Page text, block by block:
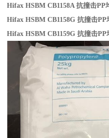
Hifax HSBM CB1158A抗撞击PP
Hifax HSBM CB1158G抗撞击PP
Hifax HSBM CB1159G抗撞击PP